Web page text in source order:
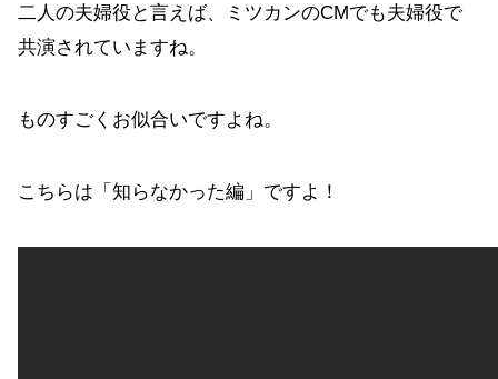
二人の夫婦役と言えば、ミツカンのCMでも夫婦役で
共演されていますね。
ものすごくお似合いですよね。
こちらは「知らなかった編」ですよ！